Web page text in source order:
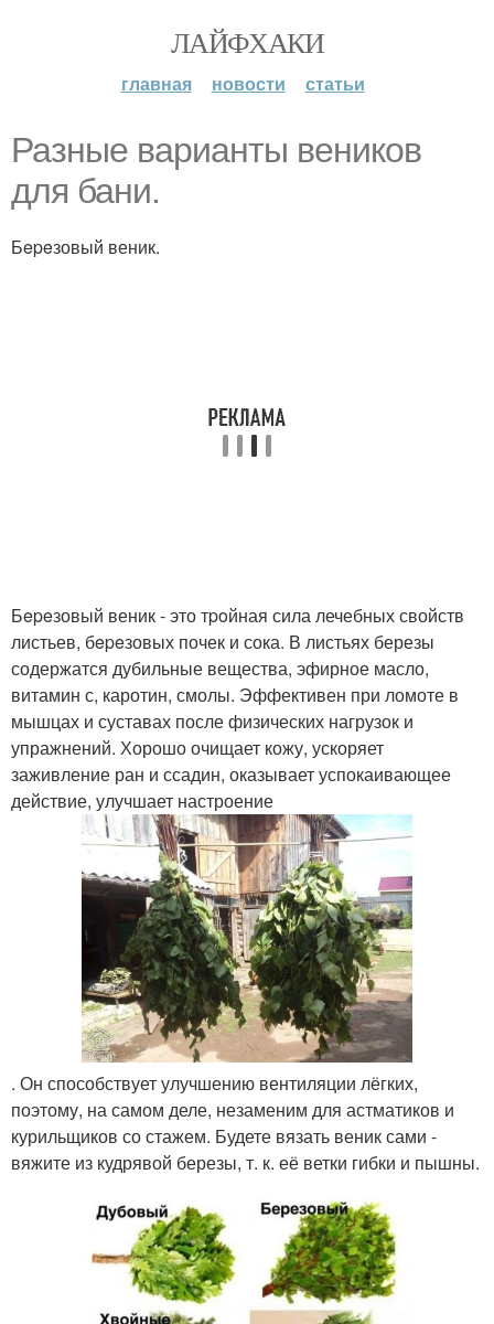
ЛАЙФХАКИ
главная новости статьи
Разные варианты веников
для бани.
Бepeзовый веник.
Бepeзовый веник - это тpoйная сила лечебных свойств
листьев, бepeзовых почек и сока. В листьях березы
содержатся дубильные вещества, эфирное масло,
витамин с, каротин, смолы. Эффективен при ломоте в
мышцах и суставах после физических нагрузок и
упражнений. Хорошо очищает кожу, ускоряет
заживление ран и ссадин, оказывает успокаивающее
действие, улучшает настроение
. Он способствует улучшению вентиляции лёгких,
поэтому, на самом деле, незаменим для астматиков и
курильщиков со стажем. Будете вязать веник сами -
вяжите из кудрявой березы, т. к. её ветки гибки и пышны.